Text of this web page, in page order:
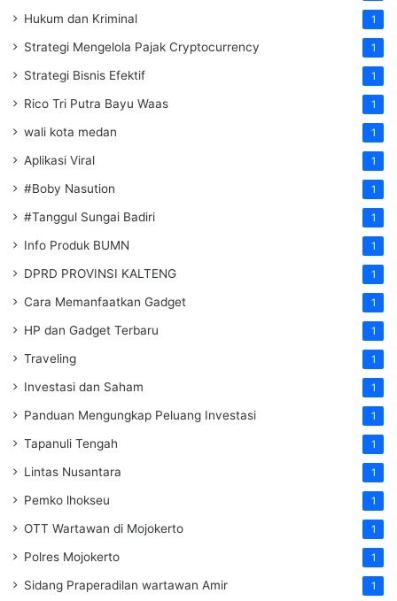
Hukum dan Kriminal 1
Strategi Mengelola Pajak Cryptocurrency 1
Strategi Bisnis Efektif 1
Rico Tri Putra Bayu Waas 1
wali kota medan 1
Aplikasi Viral 1
#Boby Nasution 1
#Tanggul Sungai Badiri 1
Info Produk BUMN 1
DPRD PROVINSI KALTENG 1
Cara Memanfaatkan Gadget 1
HP dan Gadget Terbaru 1
Traveling 1
Investasi dan Saham 1
Panduan Mengungkap Peluang Investasi 1
Tapanuli Tengah 1
Lintas Nusantara 1
Pemko lhokseu 1
OTT Wartawan di Mojokerto 1
Polres Mojokerto 1
Sidang Praperadilan wartawan Amir 1